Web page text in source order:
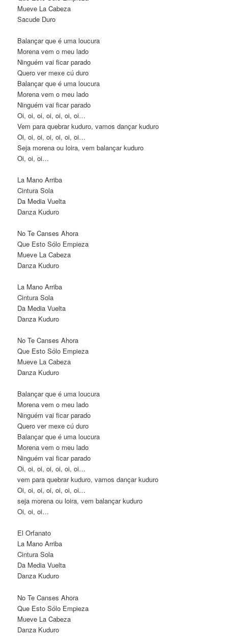
Mueve La Cabeza
Sacude Duro
Balançar que é uma loucura
Morena vem o meu lado
Ninguém vai ficar parado
Quero ver mexe cú duro
Balançar que é uma loucura
Morena vem o meu lado
Ninguém vai ficar parado
Oi, oi, oi, oi, oi, oi, oi…
Vem para quebrar kuduro, vamos dançar kuduro
Oi, oi, oi, oi, oi, oi, oi…
Seja morena ou loira, vem balançar kuduro
Oi, oi, oi…
La Mano Arriba
Cintura Sola
Da Media Vuelta
Danza Kuduro
No Te Canses Ahora
Que Esto Sólo Empieza
Mueve La Cabeza
Danza Kuduro
La Mano Arriba
Cintura Sola
Da Media Vuelta
Danza Kuduro
No Te Canses Ahora
Que Esto Sólo Empieza
Mueve La Cabeza
Danza Kuduro
Balançar que é uma loucura
Morena vem o meu lado
Ninguém vai ficar parado
Quero ver mexe cú duro
Balançar que é uma loucura
Morena vem o meu lado
Ninguém vai ficar parado
Oi, oi, oi, oi, oi, oi, oi…
vem para quebrar kuduro, vamos dançar kuduro
Oi, oi, oi, oi, oi, oi, oi…
seja morena ou loira, vem balançar kuduro
Oi, oi, oi…
El Orfanato
La Mano Arriba
Cintura Sola
Da Media Vuelta
Danza Kuduro
No Te Canses Ahora
Que Esto Sólo Empieza
Mueve La Cabeza
Danza Kuduro